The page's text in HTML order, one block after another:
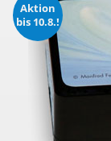
Aktion
bis 10.8.!